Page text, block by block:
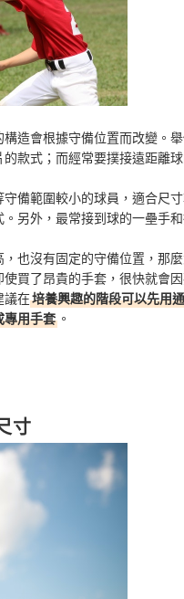
造會根據守備位置而改變。
款式；而經常要撲接遠距離
備範圍較小的球員，適合尺
另外，最常接到球的一壘手
也沒有固定的守備位置，那
買了昂貴的手套，很快就會
議在培養興趣的階段可以先用
專用手套 。
寸